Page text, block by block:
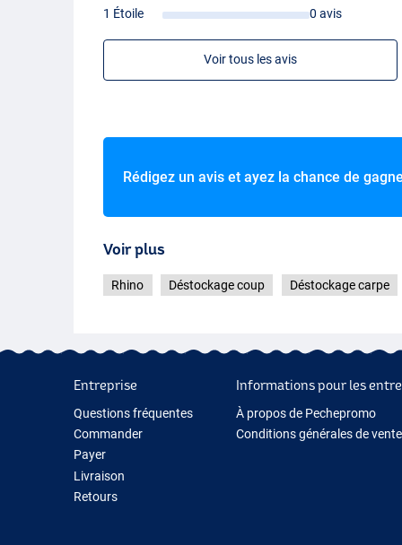
1 Étoile
0 avis
Voir tous les avis
Rédigez un avis et ayez la chance de
Voir plus
Rhino Déstockage coup Déstockage carpe
Entreprise
Questions fréquentes
Commander
Payer
Livraison
Retours
Informations pour les
À propos de Pechepromo
Conditions générales de vente